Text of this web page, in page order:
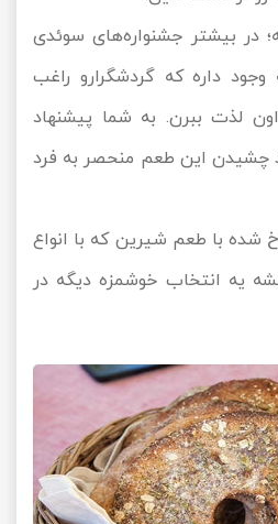
بیشتر جشنواره‌های سوئدی
داره که گردشگرارو راغب
لذت ببرن. به شما پیشنهاد
چشیدن این طعم منحصر به فرد
با طعم شیرین که با انواع
یه انتخاب خوشمزه دیگه در